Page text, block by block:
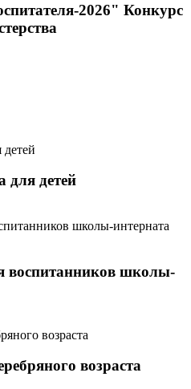
2026" Конкурс
для детей
воспитанников школы-
возраста